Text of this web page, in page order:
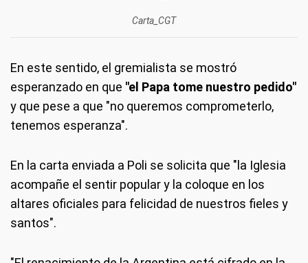
Carta_CGT
En este sentido, el gremialista se mostró
esperanzado en que "el Papa tome nuestro pedido"
y que pese a que "no queremos comprometerlo,
tenemos esperanza".
En la carta enviada a Poli se solicita que "la Iglesia
acompañe el sentir popular y la coloque en los
altares oficiales para felicidad de nuestros fieles y
santos".